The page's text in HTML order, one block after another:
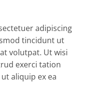
adipiscing
tincidunt ut
volutpat. Ut wisi
exerci tation
aliquip ex ea